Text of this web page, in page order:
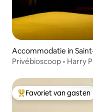
Accommodatie in
Privébioscoop • Harry
Topfavoriet van
Favoriet van gasten